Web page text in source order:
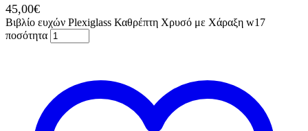
45,00€
Βιβλίο ευχών Plexiglass Καθρέπτη Χρυσό με Χάραξη w17
ποσότητα